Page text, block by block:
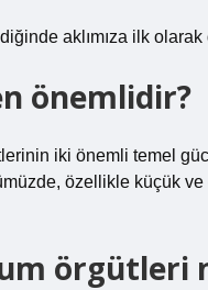
aklımıza ilk
önemlidir?
iki önemli temel
özellikle küçük ve
örgütleri